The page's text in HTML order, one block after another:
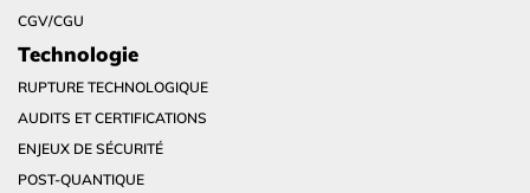
CGV/CGU
Technologie
RUPTURE TECHNOLOGIQUE
AUDITS ET CERTIFICATIONS
ENJEUX DE SÉCURITÉ
POST-QUANTIQUE